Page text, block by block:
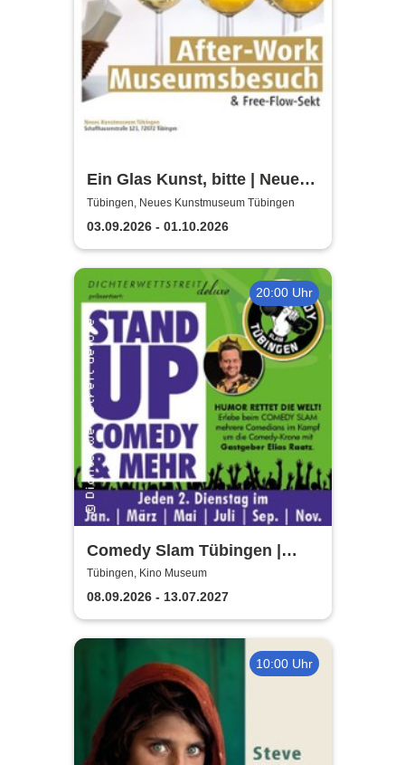
Ein Glas Kunst, bitte | Neues
Kunstmuseum Tübingen
Tübingen, Neues Kunstmuseum Tübingen
03.09.2026 - 01.10.2026
20:00 Uhr
Comedy Slam Tübingen |
Präsentiert von Gastgeber
Elias Raatz
Tübingen, Kino Museum
08.09.2026 - 13.07.2027
10:00 Uhr